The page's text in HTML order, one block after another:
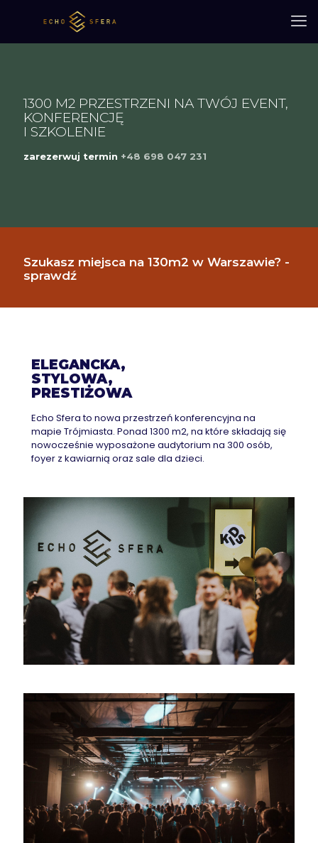
1300 M2 PRZESTRZENI NA TWÓJ EVENT,
KONFERENCJĘ
I SZKOLENIE
zarezerwuj termin +48 698 047 231
Szukasz miejsca na 130m2 w Warszawie? -
sprawdź
ELEGANCKA,
STYLOWA,
PRESTIŻOWA
Echo Sfera to nowa przestrzeń konferencyjna na
mapie Trójmiasta. Ponad 1300 m2, na które składają się
nowocześnie wyposażone audytorium na 300 osób,
foyer z kawiarnią oraz sale dla dzieci.